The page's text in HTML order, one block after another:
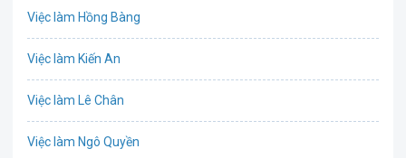
Việc làm Hồng Bàng
Việc làm Kiến An
Việc làm Lê Chân
Việc làm Ngô Quyền